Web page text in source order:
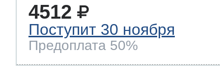
4512
Поступит 30 ноября
Предоплата 50%